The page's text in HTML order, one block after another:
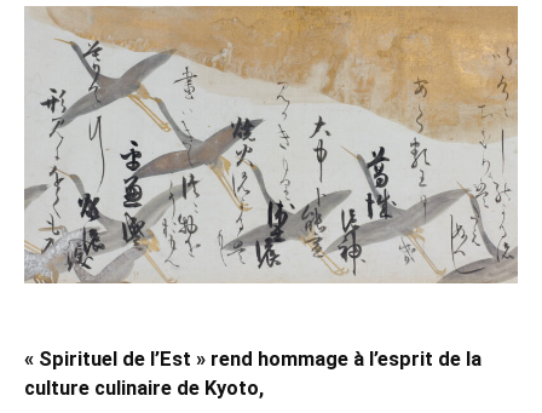
« Spirituel de l’Est » rend hommage à l’esprit de la
culture culinaire de Kyoto,